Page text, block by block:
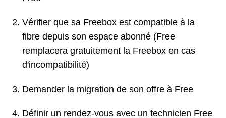
Vérifier que sa Freebox est compatible à la
fibre depuis son espace abonné (Free
remplacera gratuitement la Freebox en cas
d'incompatibilité)
Demander la migration de son offre à Free
Définir un rendez-vous avec un technicien Free